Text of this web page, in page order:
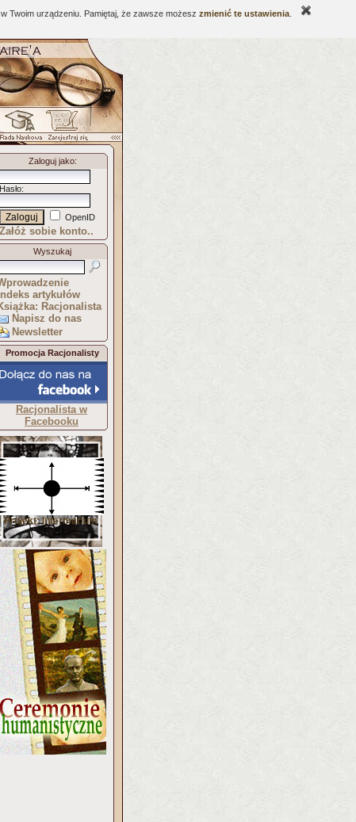
Twoim urządzeniu. Pamiętaj, że zawsze możesz zmienić te ustawienia
Zaloguj jako:
Hasło:
OpenID
Załóż sobie konto..
Wyszukaj
Indeks artykułów
Racjonalista
Napisz do nas
Newsletter
Promocja Racjonalisty
Racjonalista w
Facebooku